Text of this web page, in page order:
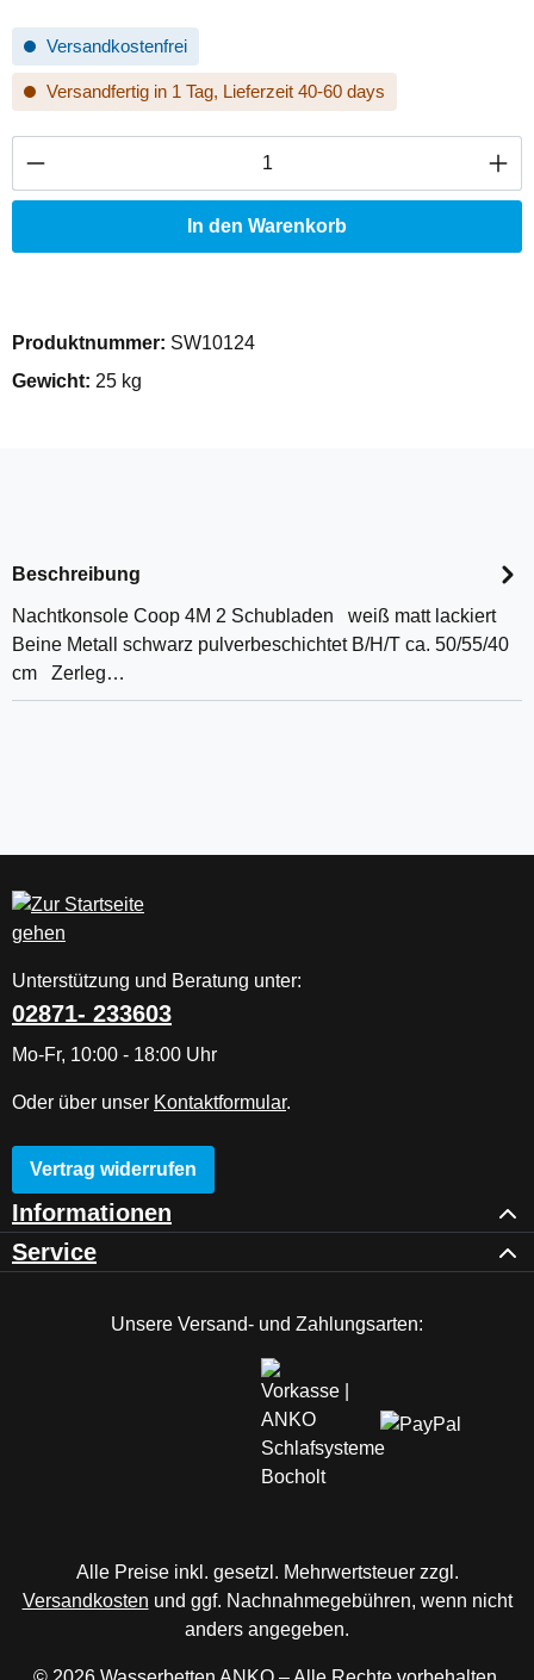
Versandkostenfrei
Versandfertig in 1 Tag, Lieferzeit 40-60 days
Produkt Anzahl: Gib den gewünschten
In den Warenkorb
Produktnummer: SW10124
Gewicht: 25 kg
Beschreibung
Nachtkonsole Coop 4M 2 Schubladen weiß matt lackiert
Beine Metall schwarz pulverbeschichtet B/H/T ca. 50/55/40
cm Zerleg…
Unterstützung und Beratung unter:
02871- 233603
Mo-Fr, 10:00 - 18:00 Uhr
Oder über unser Kontaktformular.
Vertrag widerrufen
Informationen
Service
Unsere Versand- und Zahlungsarten:
Alle Preise inkl. gesetzl. Mehrwertsteuer zzgl.
Versandkosten und ggf. Nachnahmegebühren, wenn nicht
anders angegeben.